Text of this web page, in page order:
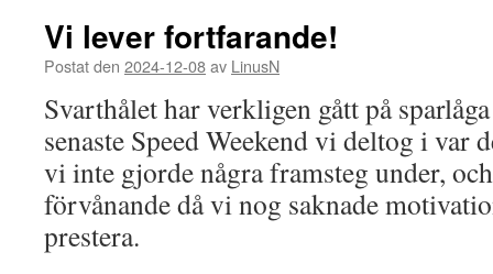
Vi lever fortfarande!
Postat den 2024-12-08av LinusN
Svarthålet har verkligen gått på
senaste Speed Weekend vi deltog i var
vi inte gjorde några framsteg under,
förvånande då vi nog saknade
prestera.